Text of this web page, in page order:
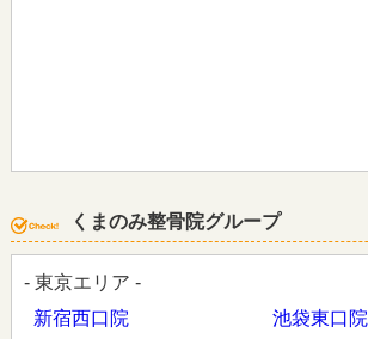
くまのみ整骨院グループ
- 東京エリア -
新宿西口院
池袋東口院